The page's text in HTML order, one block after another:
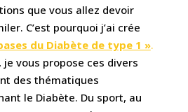
que vous allez devoir
C’est pourquoi j’ai crée
du Diabète de type 1 ».
je vous propose ces divers
des thématiques
le Diabète. Du sport, au